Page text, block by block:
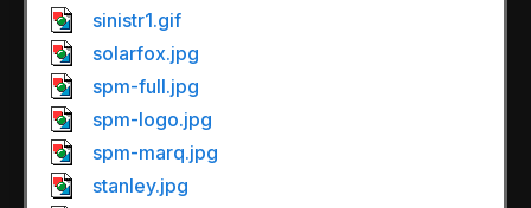
sinistr1.gif
solarfox.jpg
spm-full.jpg
spm-logo.jpg
spm-marq.jpg
stanley.jpg